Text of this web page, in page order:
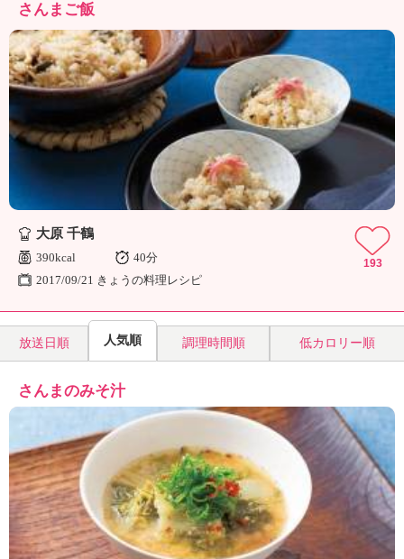
き
ょ
う
料
」
さんまご飯
大原 千鶴
390kcal
40分
2017/09/21 きょうの料理レシピ
193
放送日順 人気順 調理時間順 低カロリー順
さんまのみそ汁